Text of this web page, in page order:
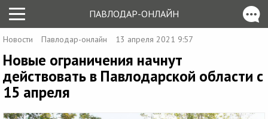
ПАВЛОДАР-ОНЛАЙН
Новости Павлодар-онлайн 13 апреля 2021 9:57
Новые ограничения начнут
действовать в Павлодарской области с
15 апреля